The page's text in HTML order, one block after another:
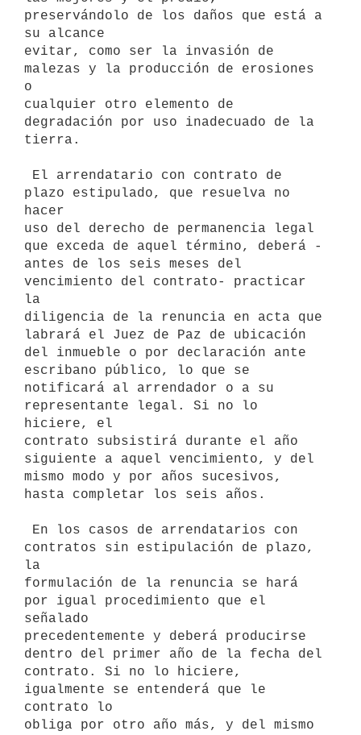
preservándolo de los daños que está a
su alcance
evitar, como ser la invasión de
malezas y la producción de erosiones
o
cualquier otro elemento de
degradación por uso inadecuado de la
tierra.
plazo estipulado, que resuelva no
hacer
uso del derecho de permanencia legal
que exceda de aquel término, deberá -
antes de los seis meses del
vencimiento del contrato- practicar
la
diligencia de la renuncia en acta que
labrará el Juez de Paz de ubicación
del inmueble o por declaración ante
escribano público, lo que se
notificará al arrendador o a su
representante legal. Si no lo
hiciere, el
contrato subsistirá durante el año
siguiente a aquel vencimiento, y del
mismo modo y por años sucesivos,
hasta completar los seis años.
contratos sin estipulación de plazo,
la
formulación de la renuncia se hará
por igual procedimiento que el
señalado
precedentemente y deberá producirse
dentro del primer año de la fecha del
contrato. Si no lo hiciere,
igualmente se entenderá que le
contrato lo
obliga por otro año más, y del mismo